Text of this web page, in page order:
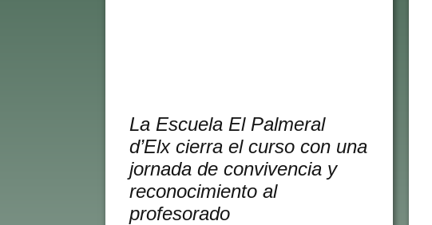
La Escuela El Palmeral
d’Elx cierra el curso con una
jornada de convivencia y
reconocimiento al
profesorado